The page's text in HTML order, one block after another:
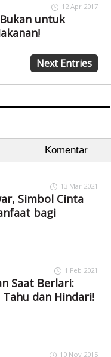
12 Apr 2017
untuk
Next Entries
Komentar
13 Mar 2021
Simbol Cinta
bagi
1 Feb 2021
Saat Berlari:
Tahu dan Hindari!
10 Nov 2015